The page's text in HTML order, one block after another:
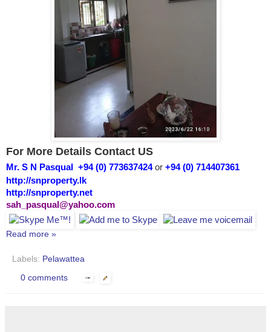
For More Details Contact US
Mr. S N Pasqual +94 (0) 773637424or +94 (0) 714407361
http://snproperty.lk
http://snproperty.net
sah_pasqual@yahoo.com
Read more »
Labels: Pelawattea
0 comments